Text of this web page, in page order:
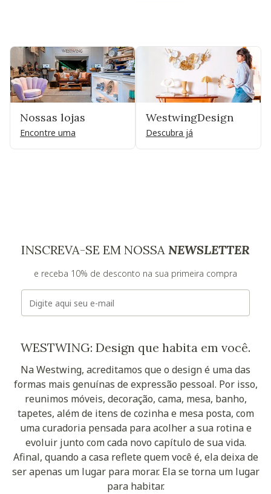
Nossas lojas
Encontre uma
WestwingDesign
Descubra já
INSCREVA-SE EM NOSSA NEWSLETTER
e receba 10% de desconto na sua primeira compra
WESTWING: Design que habita em você.
Na Westwing, acreditamos que o design é uma das
formas mais genuínas de expressão pessoal. Por isso,
reunimos móveis, decoração, cama, mesa, banho,
tapetes, além de itens de cozinha e mesa posta, com
uma curadoria pensada para acolher a sua rotina e
evoluir junto com cada novo capítulo de sua vida.
Afinal, quando a casa reflete quem você é, ela deixa de
ser apenas um lugar para morar. Ela se torna um lugar
para habitar.